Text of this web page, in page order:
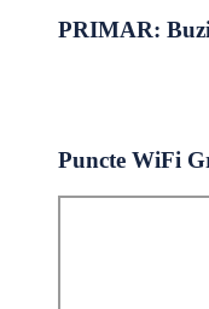
PRIMAR:
Puncte WiFi